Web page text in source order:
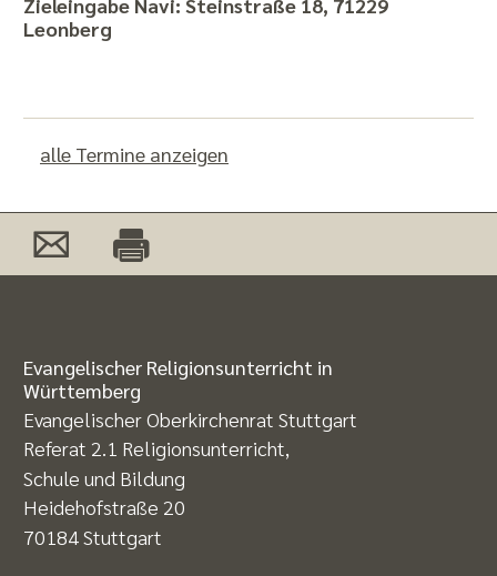
Leonberg
alle Termine anzeigen
Evangelischer Religionsunterricht in
Württemberg
Evangelischer Oberkirchenrat Stuttgart
Referat 2.1 Religionsunterricht,
Schule und Bildung
Heidehofstraße 20
70184 Stuttgart